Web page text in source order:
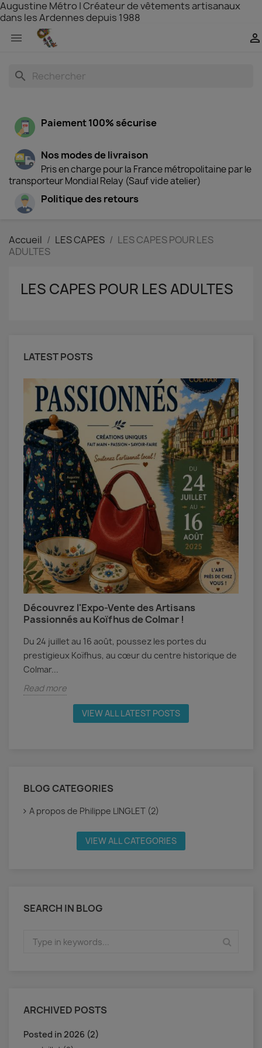
Augustine Métro | Créateur de vêtements artisanaux
dans les Ardennes depuis 1988
 
search
Paiement 100% sécurise
Nos modes de livraison
Pris en charge pour la France métropolitaine par le
transporteur Mondial Relay (Sauf vide atelier)
Politique des retours
Accueil LES CAPES
LES CAPES POUR LES
ADULTES
LES CAPES POUR LES ADULTES
LATEST POSTS
Découvrez l'Expo-Vente des Artisans
Passionnés au Koïfhus de Colmar !
Du 24 juillet au 16 août, poussez les portes du
prestigieux Koïfhus, au cœur du centre historique de
Colmar...
Read more
VIEW ALL LATEST POSTS
BLOG CATEGORIES
A propos de Philippe LINGLET (2)
VIEW ALL CATEGORIES
SEARCH IN BLOG
ARCHIVED POSTS
Posted in 2026 (2)